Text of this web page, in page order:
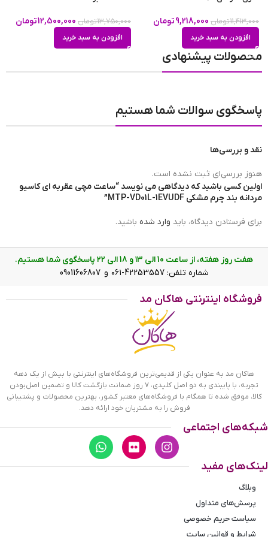
تعداد موتور
برند ساعت
نوع نمایش عقربه ای(آنالوگ)
ساعت مچی عقربه ای کاسیو مردانه بند چرم مشکی MTP-VD01L-1EVUDF
ویژگی ساعت مچی عقربه ای کاسیو
1EVUDF
ساعت کاسیو مردانه بند چرم مشکی ظاهری کلاسیک و جذاب دارد.
قاب این ساعت استیل نقره‌ای، رنگ ثابت و ضدحساسیت است. اگر
به صفحه‌ی مشکی رنگ ساعت نگاه کنید، اندکس‌‌های ساعت
ترکیبی، گرد و مستطیل شکل طراحی شده‌اند همچنین عقربه‌های
آن نقره‌ای رنگ و شبنما هستند. نام
ساعت است. در کنار صفحه یک پیچ کوک برای تنظیم زمان وجود
دارد. بند ساعت از نوع چرم مرغوب که پوسته پوسته و بریده
نمی‌شود. این بند باعث تعرق و خارش نمی‌شود و قفل آن از مدل
11,413,000تومان 9,218,000تومان
افزودن به سبد خرید
13,750,000تومان 12,500,000تومان
افزودن به سبد خرید
محصولات پیشنهادی
پاسخگوی سوالات شما هستیم
نقد و بررسی‌ها
هنوز بررسی‌ای ثبت نشده است.
اولین کسی باشید که دیدگاهی می نویسد “ساعت مچی عقربه ای کاسیو
مردانه بند چرم مشکی MTP-VD01L-1EVUDF”
برای فرستادن دیدگاه، باید وارد شده باشید.
هفت روز هفته، از ساعت 10 الی ۱3 و 18 الی ۲2 پاسخگوی شما هستیم.
شماره تلفن: 42253557-۰۶۱ و 09011606807
فروشگاه اینترنتی هاکان مد
هاکان مد به عنوان یکی از قدیمی‌ترین فروشگاه‌های اینترنتی با بیش از یک دهه
تجربه، با پایبندی به دو اصل کلیدی، ۷ روز ضمانت بازگشت کالا و تضمین اصل‌بودن
کالا، موفق شده تا همگام با فروشگاه‌های معتبر کشور، بهترین محصولات و پشتیبانی
فروش را به مشتریان خود ارائه دهد.
شبکه‌های اجتماعی
لینک‌های مفید
وبلاگ
پرسش‌های متداول
سیاست حریم خصوصی
شرایط و قوانین سایت